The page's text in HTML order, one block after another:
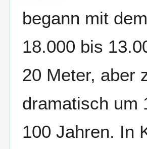
begann mit
18.000 bis
20 Meter, aber
dramatisch um
100 Jahren. In